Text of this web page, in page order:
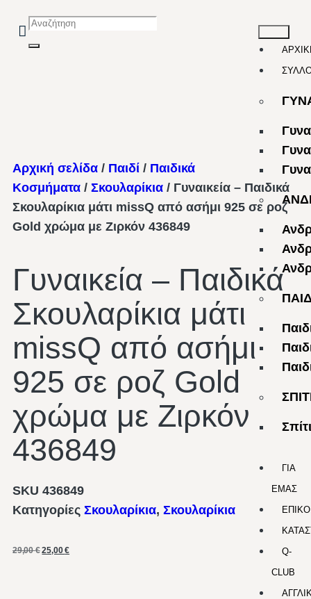
ΓΙΑ
ΕΜΑΣ
Q-
CLUB
Αρχική σελίδα / Παιδί / Παιδικά
Κοσμήματα / Σκουλαρίκια / Γυναικεία – Παιδικά
Σκουλαρίκια μάτι missQ από ασήμι 925 σε ροζ
Gold χρώμα με Ζιρκόν 436849
Γυναικεία – Παιδικά
Σκουλαρίκια μάτι
missQ από ασήμι
925 σε ροζ Gold
χρώμα με Ζιρκόν
436849
SKU 436849
Κατηγορίες Σκουλαρίκια, Σκουλαρίκια
29,00€ 25,00€